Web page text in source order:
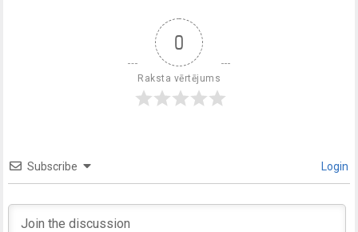
0
Raksta vērtējums
Subscribe Login